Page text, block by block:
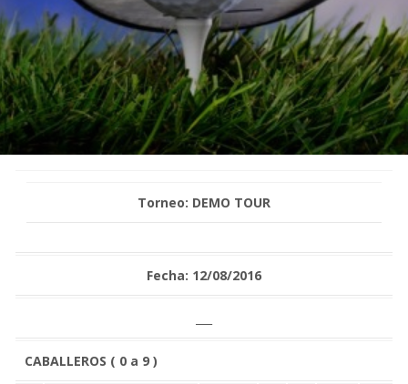
Torneo: DEMO TOUR
Fecha: 12/08/2016
CABALLEROS ( 0 a 9 )